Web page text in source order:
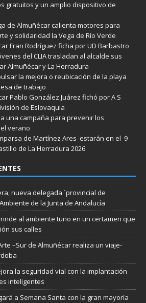
gratuitos y un amplio dispositivo de
de Almuñécar calienta motores para
y solidaridad la Vega de Río Verde
Fran Rodríguez ficha por UD Barbastro
del CLIA trasladan al alcalde sus
Almuñécar y La Herradura
la mejora o reubicación de la playa
de trabajo
Pablo González Juárez fichó por A S
de Eslovaquia
una campaña para prevenir los
verano
de Martínez Ares estarán en el 9
de La Herradura 2026
nueva delegada `provincial de
de la Junta de Andalucía
al ambiente tuno en un certamen que
sus calles
–Sur de Almuñécar realiza un viaje-
la seguridad vial con la implantación
inteligentes
a Semana Santa con la gran mayoría